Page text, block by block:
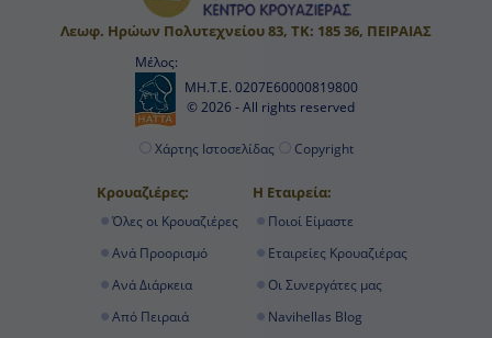
Σαουθάμπτον (Λονδίνο), Αγγλία
Λεωφ. Ηρώων Πολυτεχνείου 83, ΤΚ: 185 36, ΠΕΙΡΑΙΑΣ
Μέλος:
ΜΗ.Τ.Ε. 0207Ε60000819800
© 2026 - All rights reserved
Χάρτης Ιστοσελίδας Copyright
Κρουαζιέρες:
Όλες οι Κρουαζιέρες
Ανά Προορισμό
Ανά Διάρκεια
Από Πειραιά
Η Εταιρεία:
Ποιοί Είμαστε
Εταιρείες Κρουαζιέρας
Οι Συνεργάτες μας
Navihellas Blog